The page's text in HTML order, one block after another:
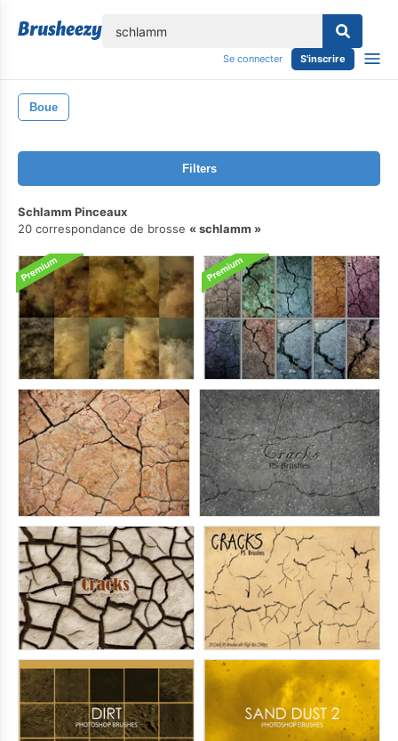
Se connecter S'inscrire
Boue
Filters
Schlamm Pinceaux
20 correspondance de brosse
schlamm